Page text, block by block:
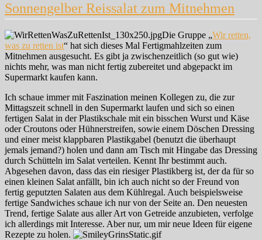
mit
gelbem
Reis
Sonnengelber Reissalat zum Mitnehmen
Die Gruppe „Wir retten,
was zu retten ist“ hat sich dieses Mal Fertigmahlzeiten zum
Mitnehmen ausgesucht. Es gibt ja zwischenzeitlich (so gut wie)
nichts mehr, was man nicht fertig zubereitet und abgepackt im
Supermarkt kaufen kann.
Ich schaue immer mit Faszination meinen Kollegen zu, die zur
Mittagszeit schnell in den Supermarkt laufen und sich so einen
fertigen Salat in der Plastikschale mit ein bisschen Wurst und Käse
oder Croutons oder Hühnerstreifen, sowie einem Döschen Dressing
und einer meist klappbaren Plastikgabel (benutzt die überhaupt
jemals jemand?) holen und dann am Tisch mit Hingabe das Dressing
durch Schütteln im Salat verteilen. Kennt Ihr bestimmt auch.
Abgesehen davon, dass das ein riesiger Plastikberg ist, der da für so
einen kleinen Salat anfällt, bin ich auch nicht so der Freund von
fertig geputzten Salaten aus dem Kühlregal. Auch beispielsweise
fertige Sandwiches schaue ich nur von der Seite an. Den neuesten
Trend, fertige Salate aus aller Art von Getreide anzubieten, verfolge
ich allerdings mit Interesse. Aber nur, um mir neue Ideen für eigene
Rezepte zu holen.